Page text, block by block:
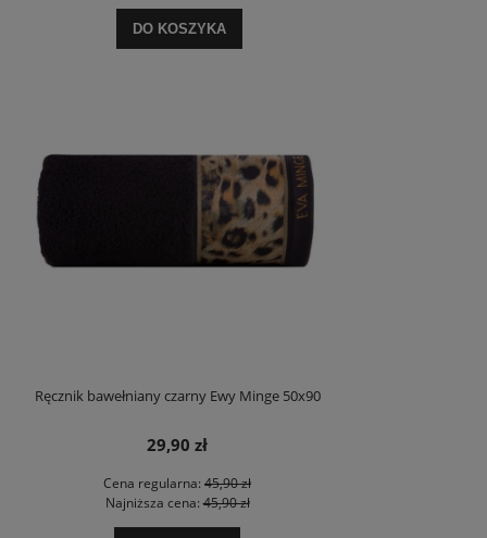
DO KOSZYKA
Ręcznik bawełniany czarny Ewy Minge 50x90
29,90 zł
Cena regularna: 45,90 zł
Najniższa cena:45,90 zł